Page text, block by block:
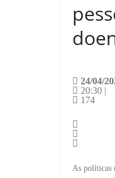
24/04/
20:30 |
174
As políticas